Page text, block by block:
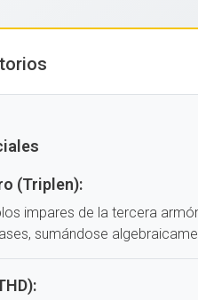
(Triplen):
impares de la tercera
sumándose